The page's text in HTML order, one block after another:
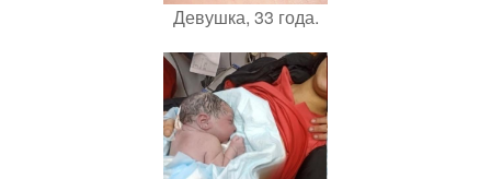
Девушка, 33 года.